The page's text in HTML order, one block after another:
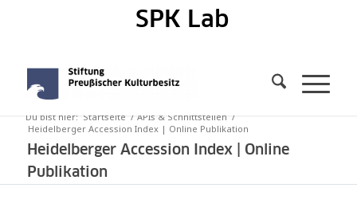
SPK Lab
Heidelberger Accession Index | Online
Publikation
Du bist hier: Startseite / APIs & Schnittstellen /
Heidelberger Accession Index | Online Publikation